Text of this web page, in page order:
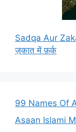
Sadqa Aur
ज़कात में फ़र्क
99 Names Of
Asaan Islami